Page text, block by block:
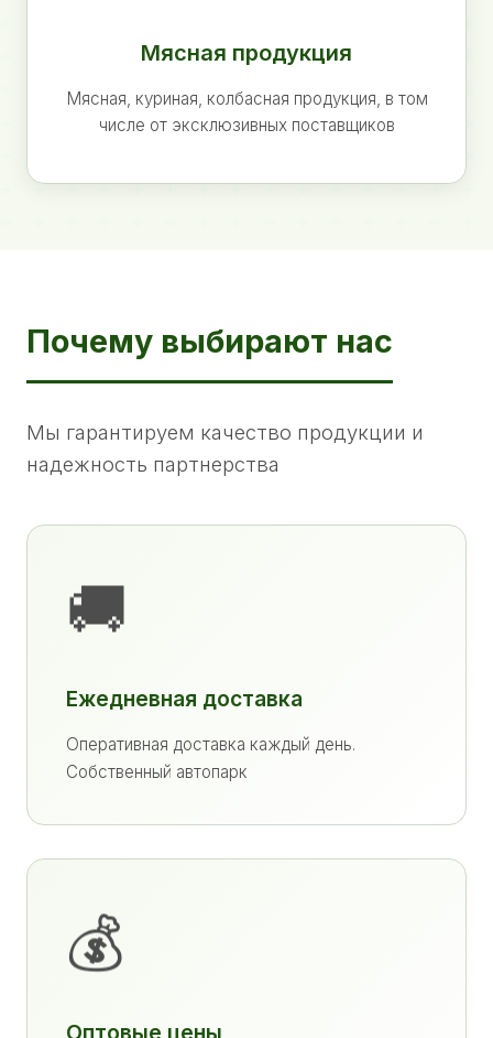
Мясная продукция
Мясная, куриная, колбасная продукция, в том
числе от эксклюзивных поставщиков
Почему выбирают нас
Мы гарантируем качество продукции и
надежность партнерства
🚚
Ежедневная доставка
Оперативная доставка каждый день.
Собственный автопарк
💰
Оптовые цены